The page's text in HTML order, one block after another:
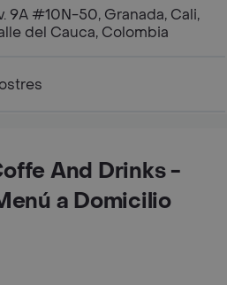
9A #10N-50, Granada, Cali,
del Cauca, Colombia
And Drinks -
a Domicilio